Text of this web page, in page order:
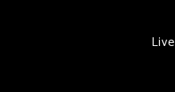
Live